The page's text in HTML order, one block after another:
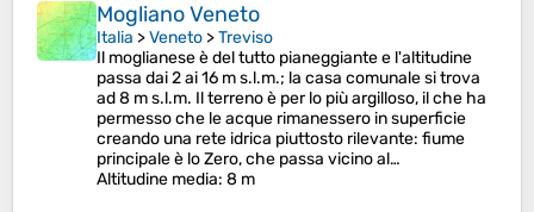
Mogliano Veneto
Italia >Veneto >Treviso
Il moglianese è del tutto pianeggiante e l'altitudine
passa dai 2 ai 16 m s.l.m.; la casa comunale si trova
ad 8 m s.l.m. Il terreno è per lo più argilloso, il che ha
permesso che le acque rimanessero in superficie
creando una rete idrica piuttosto rilevante: fiume
principale è lo Zero, che passa vicino al…
Altitudine media: 8 m